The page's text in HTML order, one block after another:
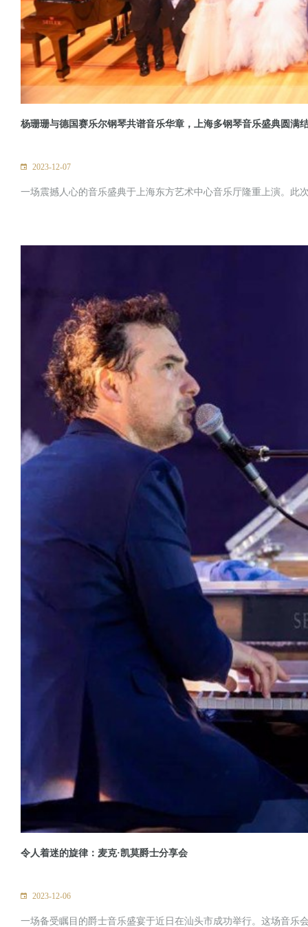
杨珊珊与德国赛乐尔钢琴共谱音乐华章，上海多钢琴音乐盛典圆满
2023-12-07
一场震撼人心的音乐盛典于上海东方艺术中心音乐厅隆重上演。此
令人着迷的旋律：麦克·凯莫爵士分享会
2023-12-06
一场备受瞩目的爵士音乐盛宴于近日在汕头市成功举行。这场音乐